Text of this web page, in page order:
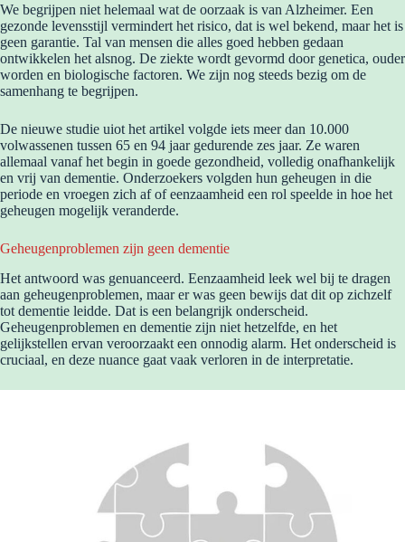
We begrijpen niet helemaal wat de oorzaak is van Alzheimer. Een
gezonde levensstijl vermindert het risico, dat is wel bekend, maar het is
geen garantie. Tal van mensen die alles goed hebben gedaan
ontwikkelen het alsnog. De ziekte wordt gevormd door genetica, ouder
worden en biologische factoren. We zijn nog steeds bezig om de
samenhang te begrijpen.
De nieuwe studie uiot het artikel volgde iets meer dan 10.000
volwassenen tussen 65 en 94 jaar gedurende zes jaar. Ze waren
allemaal vanaf het begin in goede gezondheid, volledig onafhankelijk
en vrij van dementie. Onderzoekers volgden hun geheugen in die
periode en vroegen zich af of eenzaamheid een rol speelde in hoe het
geheugen mogelijk veranderde.
Geheugenproblemen zijn geen dementie
Het antwoord was genuanceerd. Eenzaamheid leek wel bij te dragen
aan geheugenproblemen, maar er was geen bewijs dat dit op zichzelf
tot dementie leidde. Dat is een belangrijk onderscheid.
Geheugenproblemen en dementie zijn niet hetzelfde, en het
gelijkstellen ervan veroorzaakt een onnodig alarm. Het onderscheid is
cruciaal, en deze nuance gaat vaak verloren in de interpretatie.